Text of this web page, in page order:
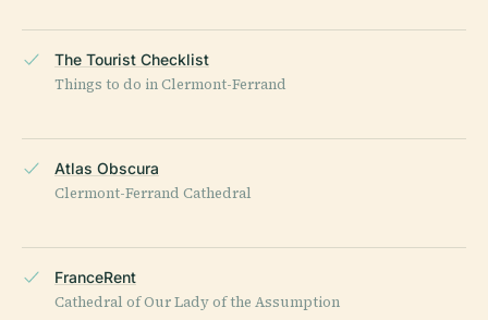
The Tourist Checklist
Things to do in Clermont-Ferrand
Atlas Obscura
Clermont-Ferrand Cathedral
FranceRent
Cathedral of Our Lady of the Assumption